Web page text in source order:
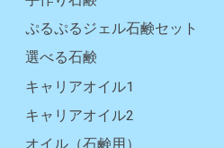
ぷるぷるジェル石鹸セット
選べる石鹸
キャリアオイル1
キャリアオイル2
オイル（石鹸用）